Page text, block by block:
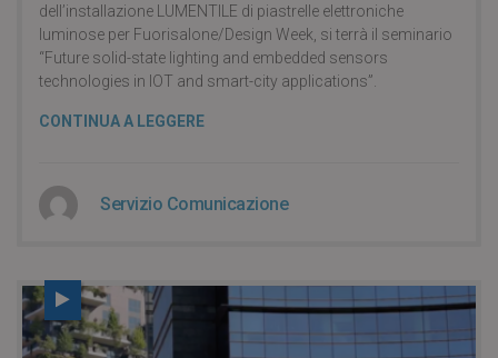
dell’installazione LUMENTILE di piastrelle elettroniche
luminose per Fuorisalone/Design Week, si terrà il seminario
“Future solid-state lighting and embedded sensors
technologies in IOT and smart-city applications”.
CONTINUA A LEGGERE
Servizio Comunicazione